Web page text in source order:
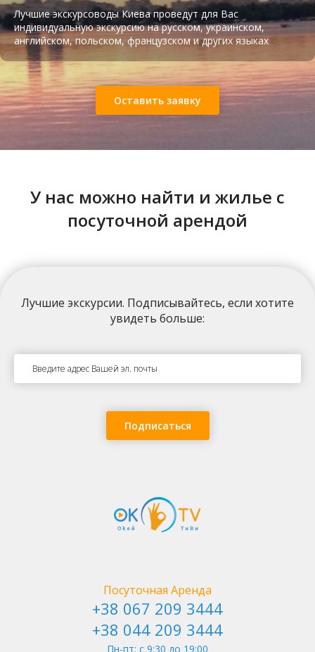
Лучшие экскурсоводы Киева проведут для Вас
индивидуальную экскурсию на русском, украинском,
английском, польском, французском и других языках
Оставить заявку
У нас можно найти и жилье с
посуточной арендой
Лучшие экскурсии. Подписывайтесь, если хотите
увидеть больше:
Подписаться
Посуточная Аренда
+38 067 209 3444
+38 044 209 3444
Пн-пт: c 9:30 до 19:00